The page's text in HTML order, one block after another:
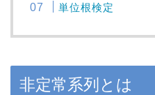
単位根検定
非定常系列とは